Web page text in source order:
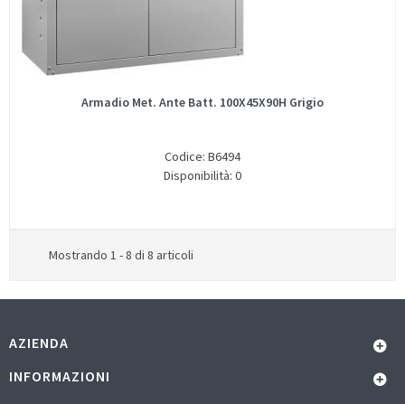
Armadio Met. Ante Batt. 100X45X90H Grigio
Codice: B6494
Disponibilità: 0
Mostrando 1 - 8 di 8 articoli
AZIENDA
INFORMAZIONI